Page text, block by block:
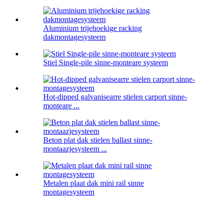
Aluminium trijehoekige racking
dakmontagesysteem
Stiel Single-pile sinne-monteare systeem
Hot-dipped galvanisearre stielen carport sinne-
monteare ...
Beton plat dak stielen ballast sinne-
montaazjesysteem ...
Metalen plaat dak mini rail sinne
montagesysteem